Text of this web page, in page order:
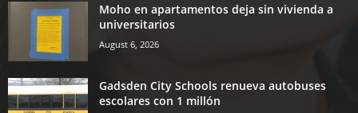
Moho en apartamentos deja sin vivienda a
universitarios
August 6, 2026
Gadsden City Schools renueva autobuses
escolares con 1 millón